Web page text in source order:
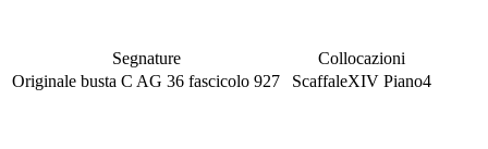
Segnature
Originale busta C AG 36 fascicolo 927
Collocazioni
ScaffaleXIV Piano4